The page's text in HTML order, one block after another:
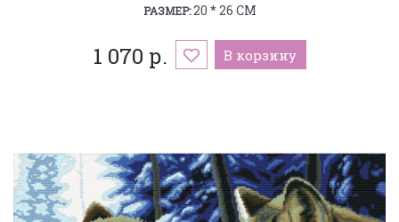
РАЗМЕР:20 * 26 СМ
1 070 р. В корзину